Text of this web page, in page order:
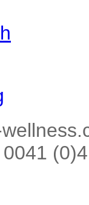
0041